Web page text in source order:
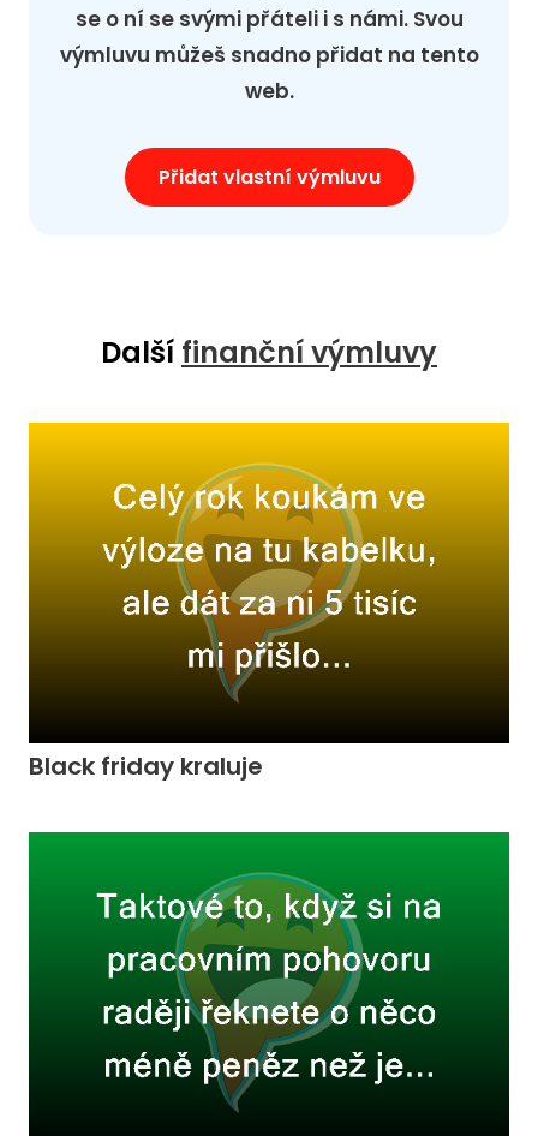
se o ní se svými přáteli i s námi. Svou
výmluvu můžeš snadno přidat na tento
web.
Přidat vlastní výmluvu
Další finanční výmluvy
Black friday kraluje